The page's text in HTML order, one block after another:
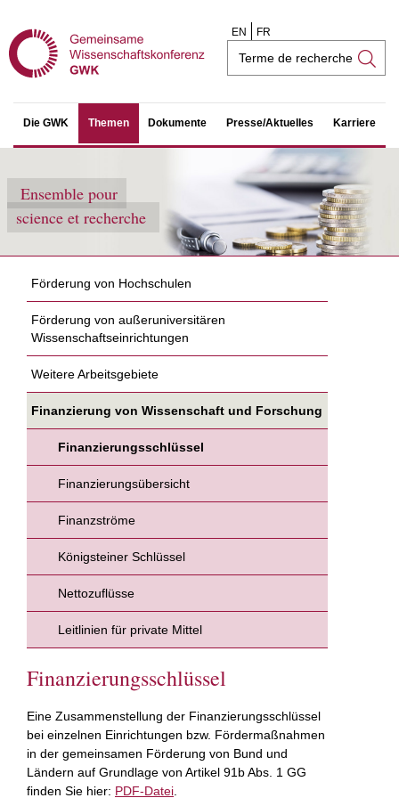
EN FR
Champ
recherche
Die GWK Themen Dokumente Presse/Aktuelles Karriere
Ensemble pour
science et recherche
Förderung von Hochschulen
Förderung von außeruniversitären
Wissenschaftseinrichtungen
Weitere Arbeitsgebiete
Finanzierung von Wissenschaft und Forschung
Finanzierungsschlüssel
Finanzierungsübersicht
Finanzströme
Königsteiner Schlüssel
Nettozuflüsse
Leitlinien für private Mittel
Finanzierungsschlüssel
Eine Zusammenstellung der Finanzierungsschlüssel
bei einzelnen Einrichtungen bzw. Fördermaßnahmen
in der gemeinsamen Förderung von Bund und
Ländern auf Grundlage von Artikel 91b Abs. 1 GG
finden Sie hier: PDF-Datei